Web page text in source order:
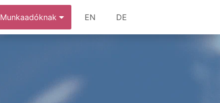
Munkaadóknak EN DE